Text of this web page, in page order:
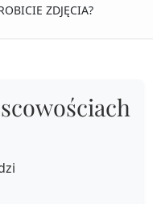
ZDJĘCIA?